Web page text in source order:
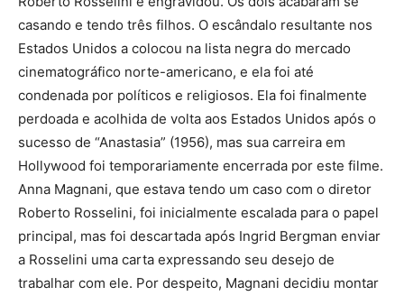
casando e tendo três filhos. O escândalo resultante nos
Estados Unidos a colocou na lista negra do mercado
cinematográfico norte-americano, e ela foi até
condenada por políticos e religiosos. Ela foi finalmente
perdoada e acolhida de volta aos Estados Unidos após o
sucesso de “Anastasia” (1956), mas sua carreira em
Hollywood foi temporariamente encerrada por este filme.
Anna Magnani, que estava tendo um caso com o diretor
Roberto Rosselini, foi inicialmente escalada para o papel
principal, mas foi descartada após Ingrid Bergman enviar
a Rosselini uma carta expressando seu desejo de
trabalhar com ele. Por despeito, Magnani decidiu montar